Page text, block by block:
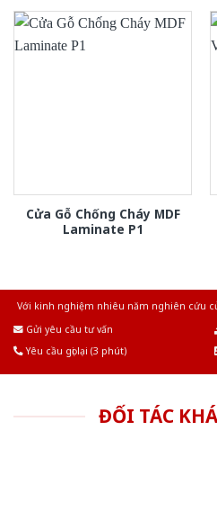
Cửa Gỗ Chống Cháy MDF
Laminate P1
Với kinh nghiệm nhiêu năm nghiên cứu
Gửi yêu cầu tư vấn
Yêu cầu gọi lại (3 phút)
ĐỐI TÁC